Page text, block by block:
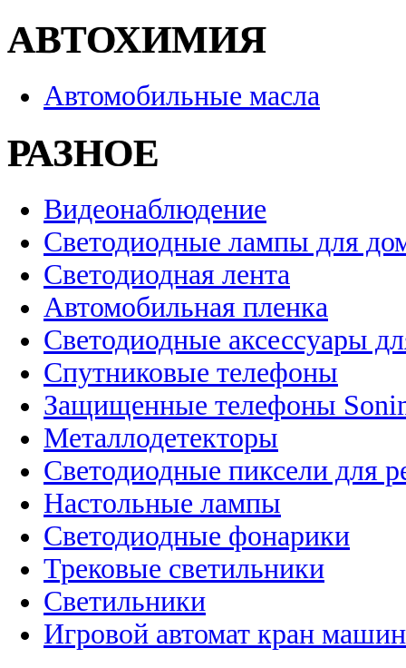
АВТОХИМИЯ
Автомобильные масла
РАЗНОЕ
Видеонаблюдение
Светодиодные лампы для
Светодиодная лента
Автомобильная пленка
Светодиодные аксессуары
Спутниковые телефоны
Защищенные телефоны
Металлодетекторы
Светодиодные пиксели для
Настольные лампы
Светодиодные фонарики
Трековые светильники
Светильники
Игровой автомат кран